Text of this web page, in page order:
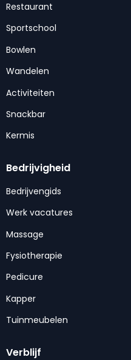
Restaurant
Sportschool
Bowlen
Wandelen
Activiteiten
Snackbar
Kermis
Bedrijvigheid
Bedrijvengids
Werk vacatures
Massage
Fysiotherapie
Pedicure
Kapper
Tuinmeubelen
Verblijf